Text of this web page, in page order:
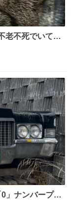
老不死でいてく
えて猫だけこ
ない…と思って
のでやっぱり猫
」ナンバープレ